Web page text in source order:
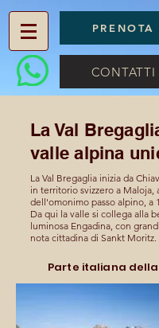
PRENOTA
CONTATTI
La Val
valle alpina
La Val Bregaglia inizia da
in territorio svizzero a Maloja,
dell'omonimo passo alpino, a
Da qui la valle si collega alla
luminosa Engadina, con
nota cittadina di Sankt Moritz.
Parte italiana